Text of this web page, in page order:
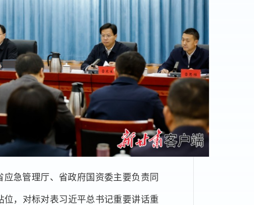
急管理厅、省政府国资委主要负责同
，对标对表习近平总书记重要讲话重